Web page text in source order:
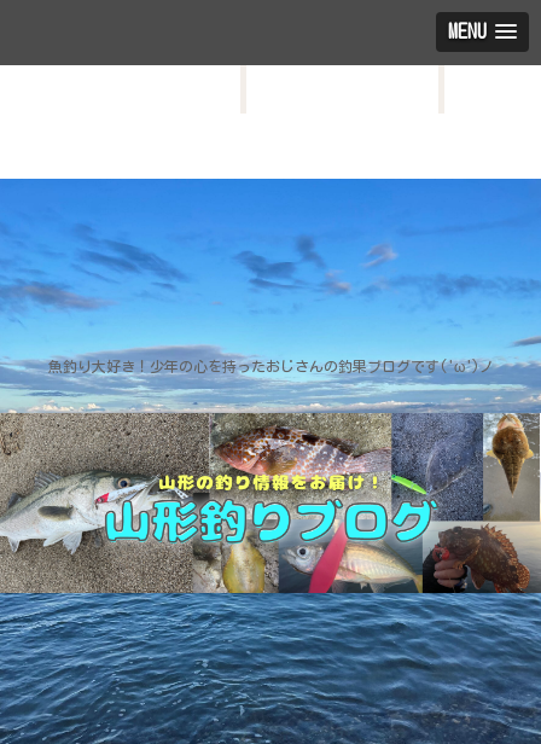
MENU
魚釣り大好き！少年の心を持ったおじさんの釣果ブログです('ω')ノ